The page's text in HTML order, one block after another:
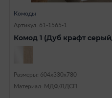
Комоды
Артикул: 61-1565-1
Комод 1 (Дуб крафт
Размеры: 604х330х780
Материал: МДФ/ЛДСП